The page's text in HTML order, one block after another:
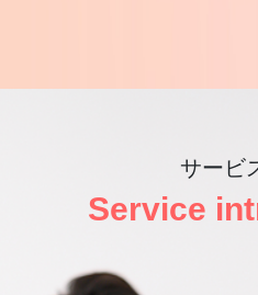
サービ
Service